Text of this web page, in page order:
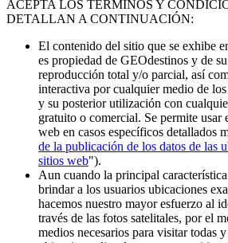
ACEPTA LOS TÉRMINOS Y
DETALLAN A CONTINUACIÓN:
El contenido del sitio que se exhibe
es propiedad de GEOdestinos y de
reproducción total y/o parcial, así
interactiva por cualquier medio de
y su posterior utilización con
gratuito o comercial. Se permite usar
web en casos específicos detallados
de la publicación de los datos de las
sitios web").
Aun cuando la principal
brindar a los usuarios ubicaciones
hacemos nuestro mayor esfuerzo al
través de las fotos satelitales, por el
medios necesarios para visitar todas